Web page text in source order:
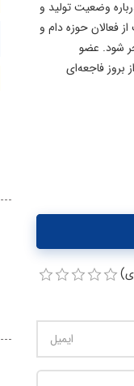
وضعیت تولید و
فعالان حوزه دام و
شود. عضو
بروز فاجعه‌ای